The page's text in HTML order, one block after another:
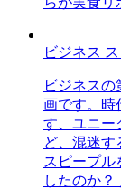
ビジネス
ビジネス
画です。時
す、ユニー
ど、混迷す
スピープル
したのか